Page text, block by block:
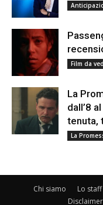
Film da
La
dall’8
tenuta,
La
Chi siamo Lo staff
Disclaimer